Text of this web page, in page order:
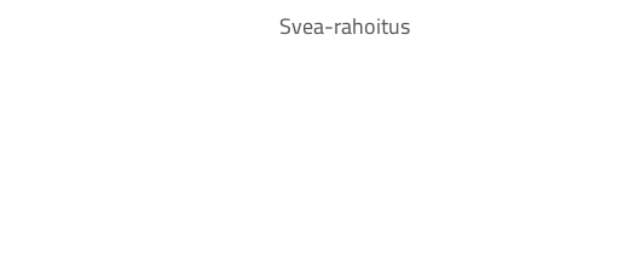
Svea-rahoitus